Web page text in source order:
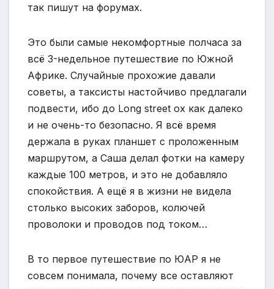
так пишут на форумах.
Это были самые некомфортные полчаса за
всё 3-недельное путешествие по Южной
Африке. Случайные прохожие давали
советы, а таксисты настойчиво предлагали
подвести, ибо до Long street ох как далеко
и не очень-то безопасно. Я всё время
держала в руках планшет с проложенным
маршрутом, а Саша делал фотки на камеру
каждые 100 метров, и это не добавляло
спокойствия. А ещё я в жизни не видела
столько высоких заборов, колючей
проволоки и проводов под током…
В то первое путешествие по ЮАР я не
совсем понимала, почему все оставляют